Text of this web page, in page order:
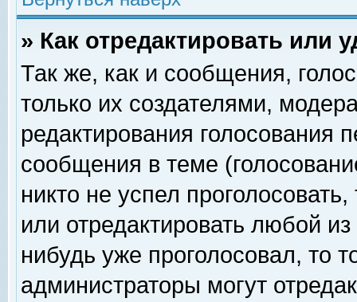
» Как отредактировать или
Так же, как и сообщения,
только их создателями,
редактирования голосования
сообщения в теме
никто не успел
или отредактировать любой
нибудь уже проголосовал, то
администраторы могут